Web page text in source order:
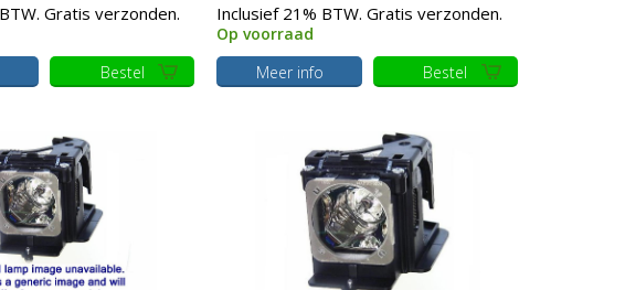
Gratis verzonden.
Bestel
Inclusief 21% BTW. Gratis verzonden.
Op voorraad
Meer info
Bestel